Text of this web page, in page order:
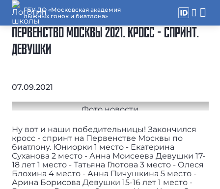
ГБУ ДО «Московская академия
лыжных гонок и биатлона»
ПЕРВЕНСТВО МОСКВЫ 2021. КРОСС - СПРИНТ.
ДЕВУШКИ
07.09.2021
Ну вот и наши победительницы! Закончился
кросс - спринт на Первенстве Москвы по
биатлону. Юниорки 1 место - Екатерина
Суханова 2 место - Анна Моисеева Девушки 17-
18 лет 1 место - Татьяна Глотова 3 место - Олеся
Блохина 4 место - Анна Пичушкина 5 место -
Арина Борисова Девушки 15-16 лет 1 место -